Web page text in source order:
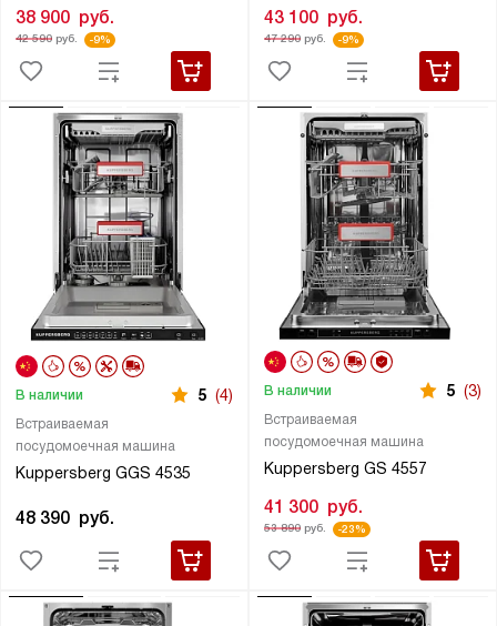
38 900 руб.
42 590руб. -9%
43 100 руб.
47 290руб. -9%
Встраиваемая
посудомоечная машина
Kuppersberg GGS 4535
В наличии 5 (4)
48 390 руб.
Встраиваемая
посудомоечная машина
Kuppersberg GS 4557
В наличии 5 (3)
41 300 руб.
53 890руб. -23%